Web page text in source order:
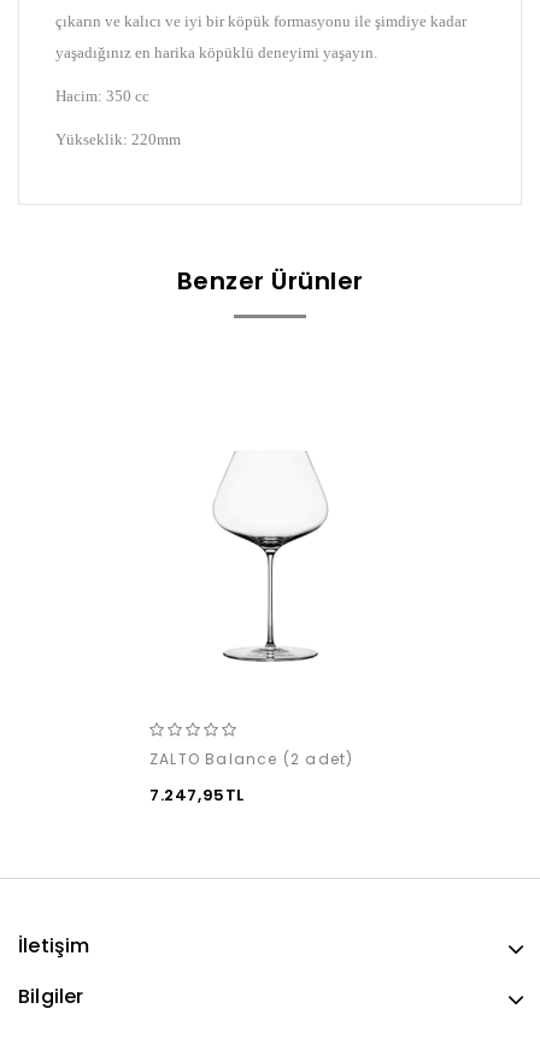
çıkarın ve kalıcı ve iyi bir köpük formasyonu ile şimdiye kadar
yaşadığınız en harika köpüklü deneyimi yaşayın.
Hacim: 350 cc
Yükseklik: 220mm
Benzer Ürünler
ZALTO Balance (2 adet)
7.247,95TL
İletişim
Bilgiler